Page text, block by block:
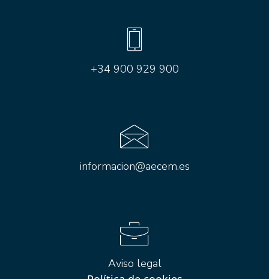
+34 900 929 900
informacion@aecem.es
Aviso legal